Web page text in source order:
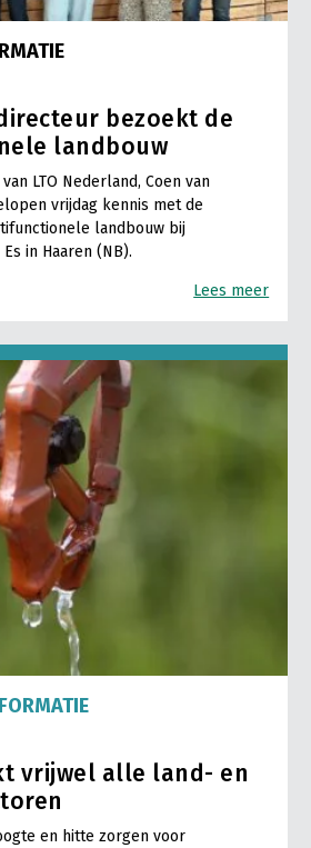
bezoekt de
landbouw
LTO Nederland, Coen van
vrijdag kennis met de
landbouw bij
in Haaren (NB).
Lees meer
vrijwel alle land- en
en hitte zorgen voor